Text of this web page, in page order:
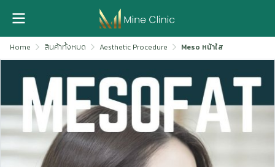
Home สินค้าทั้งหมด Aesthetic Procedure Meso หน้าใส